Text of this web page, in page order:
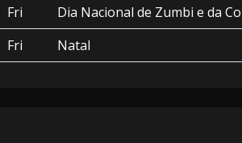
Fri
Dia Nacional de Zumbi e da
Fri Natal